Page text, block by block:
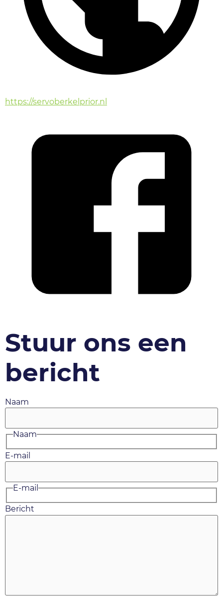
https://servoberkelprior.nl
Stuur ons een
bericht
Naam
Naam
E-mail
E-mail
Bericht